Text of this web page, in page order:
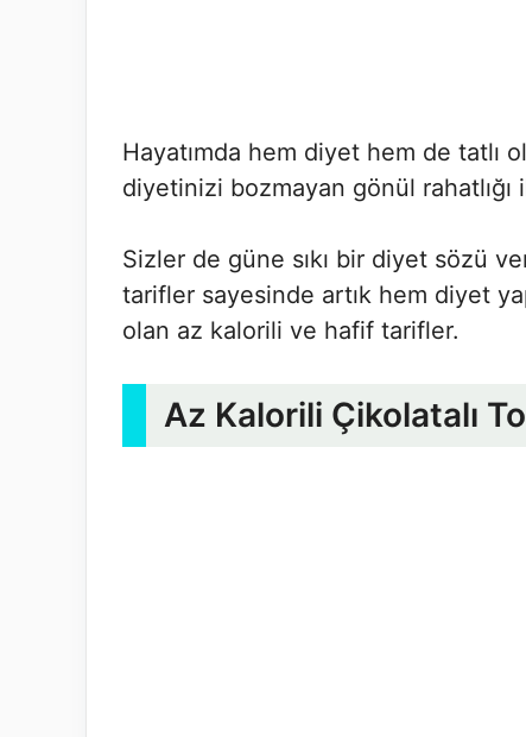
Hayatımda hem diyet hem de tatlı
diyetinizi bozmayan gönül
Sizler de güne sıkı bir diyet sözü
tarifler sayesinde artık hem diyet
olan az kalorili ve hafif tarifler.
Az Kalorili Çikolatalı